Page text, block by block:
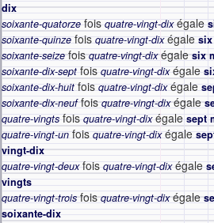
dix
soixante-quatorze fois quatre-vingt-dixégale
soixante-quinze fois quatre-vingt-dixégale
soixante-seizefoisquatre-vingt-dixégalesix
soixante-dix-sept fois quatre-vingt-dixégale
soixante-dix-huit fois quatre-vingt-dixégale
soixante-dix-neuffoisquatre-vingt-dixégale
quatre-vingts fois quatre-vingt-dixégale sept
quatre-vingt-un fois quatre-vingt-dixégale
vingt-dix
quatre-vingt-deuxfois quatre-vingt-dixégale
vingts
quatre-vingt-troisfoisquatre-vingt-dixégale
soixante-dix